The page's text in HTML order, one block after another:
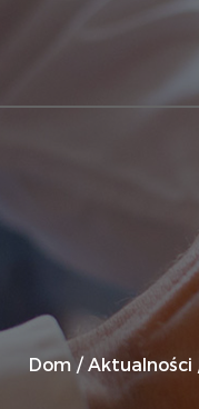
Dom / Aktualności